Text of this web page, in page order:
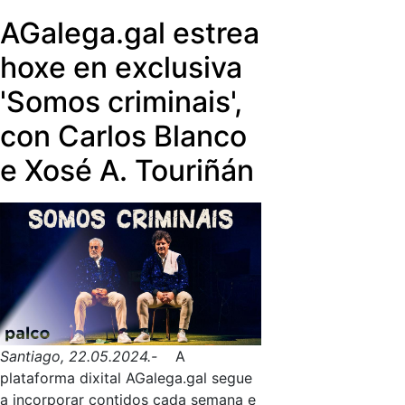
xornalista da TVG Alba Mancebo.
respectivas mencións especiais en
pasadas edicións do Prix CIRCOM.
AGalega.gal estrea
hoxe en exclusiva
'Somos criminais',
con Carlos Blanco
e Xosé A. Touriñán
Santiago, 22.05.2024.-
A
plataforma dixital AGalega.gal segue
a incorporar contidos cada semana e